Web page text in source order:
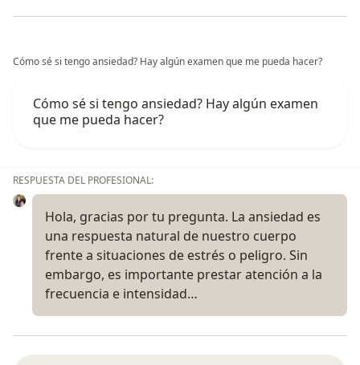
Cómo sé si tengo ansiedad? Hay algún examen que me pueda hacer?
Cómo sé si tengo ansiedad? Hay algún examen
que me pueda hacer?
RESPUESTA DEL PROFESIONAL:
Hola, gracias por tu pregunta. La ansiedad es
una respuesta natural de nuestro cuerpo
frente a situaciones de estrés o peligro. Sin
embargo, es importante prestar atención a la
frecuencia e intensidad…